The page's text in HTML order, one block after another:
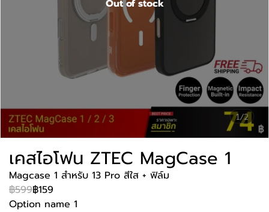
1/2
Out of stock
เคสไอโฟน ZTEC MagCase 1
Magcase 1 สำหรับ 13 Pro สีใส + ฟิล์ม
฿599฿159
Option name 1